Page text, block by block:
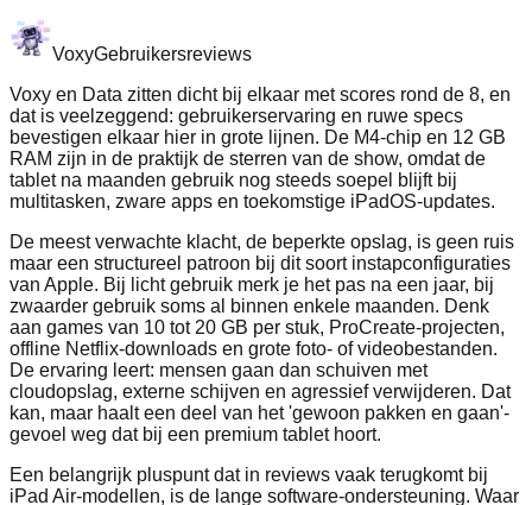
VoxyGebruikersreviews
Voxy en Data zitten dicht bij elkaar met scores rond de 8, en
dat is veelzeggend: gebruikerservaring en ruwe specs
bevestigen elkaar hier in grote lijnen. De M4-chip en 12 GB
RAM zijn in de praktijk de sterren van de show, omdat de
tablet na maanden gebruik nog steeds soepel blijft bij
multitasken, zware apps en toekomstige iPadOS-updates.
De meest verwachte klacht, de beperkte opslag, is geen ruis
maar een structureel patroon bij dit soort instapconfiguraties
van Apple. Bij licht gebruik merk je het pas na een jaar, bij
zwaarder gebruik soms al binnen enkele maanden. Denk
aan games van 10 tot 20 GB per stuk, ProCreate-projecten,
offline Netflix-downloads en grote foto- of videobestanden.
De ervaring leert: mensen gaan dan schuiven met
cloudopslag, externe schijven en agressief verwijderen. Dat
kan, maar haalt een deel van het 'gewoon pakken en gaan'-
gevoel weg dat bij een premium tablet hoort.
Een belangrijk pluspunt dat in reviews vaak terugkomt bij
iPad Air-modellen, is de lange software-ondersteuning. Waar